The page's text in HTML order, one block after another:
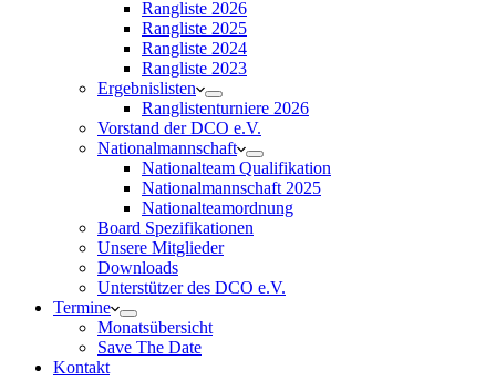
Rangliste 2026
Rangliste 2025
Rangliste 2024
Rangliste 2023
Ergebnislisten
Ranglistenturniere 2026
Vorstand der DCO e.V.
Nationalmannschaft
Nationalteam Qualifikation
Nationalmannschaft 2025
Nationalteamordnung
Board Spezifikationen
Unsere Mitglieder
Downloads
Unterstützer des DCO e.V.
Termine
Monatsübersicht
Save The Date
Kontakt